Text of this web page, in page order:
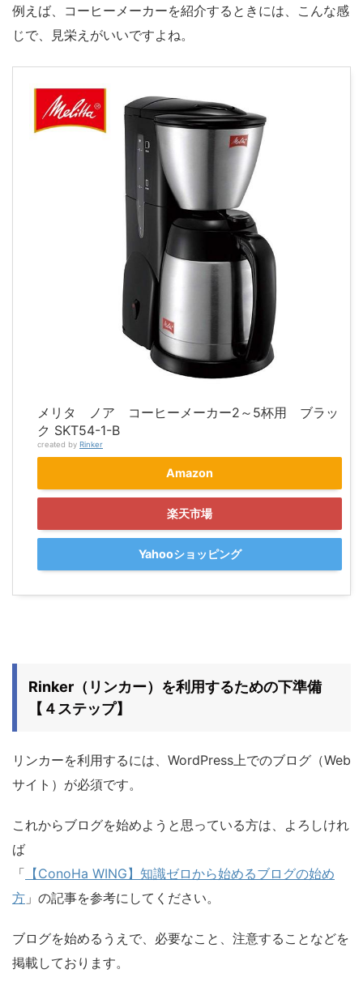
例えば、コーヒーメーカーを紹介するときには、こんな感
じで、見栄えがいいですよね。
メリタ ノア コーヒーメーカー2～5杯用 ブラッ
ク SKT54-1-B
created by Rinker
Amazon
楽天市場
Yahooショッピング
Rinker（リンカー）を利用するための下準備
【４ステップ】
リンカーを利用するには、WordPress上でのブログ（Web
サイト）が必須です。
これからブログを始めようと思っている方は、よろしけれ
ば
「 【ConoHa WING】知識ゼロから始めるブログの始め
方 」の記事を参考にしてください。
ブログを始めるうえで、必要なこと、注意することなどを
掲載しております。